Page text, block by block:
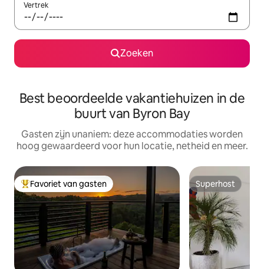
Vertrek
Zoeken
Best beoordeelde vakantiehuizen in de
buurt van Byron Bay
Gasten zijn unaniem: deze accommodaties worden
hoog gewaardeerd voor hun locatie, netheid en meer.
Topfavoriet van gasten
Favoriet van gasten Superhost
Superhost